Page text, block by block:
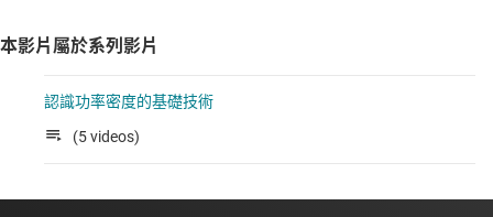
本影片屬於系列影片
認識功率密度的基礎技術
(5 videos)